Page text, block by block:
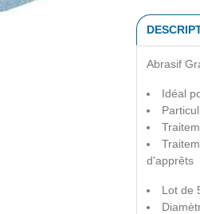
Abrasif
Idéal
d'apprêts
Lot de